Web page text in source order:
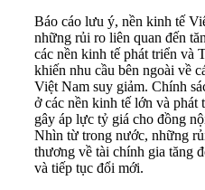
Báo cáo lưu ý, nền kinh tế
những rủi ro liên quan đến
các nền kinh tế phát triển và
khiến nhu cầu bên ngoài về
Việt Nam suy giảm. Chính
ở các nền kinh tế lớn và phát
gây áp lực tỷ giá cho đồng
Nhìn từ trong nước, những
thương về tài chính gia tăng
và tiếp tục đổi mới.